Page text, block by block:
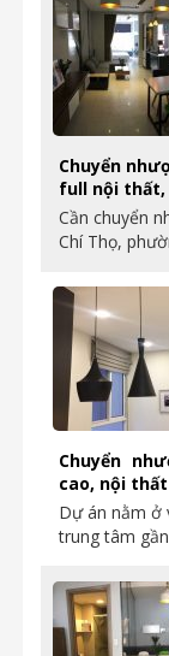
Chuyển
full nội thất,
Cần chuyển
Chí Thọ,
Chuyển
cao, nội
Dự án nằm ở
trung tâm